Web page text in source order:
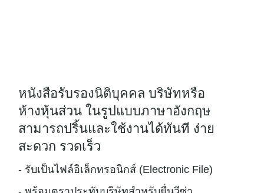
หนังสือรับรองนิติบุคคล บริษัทหรือ
ห้างหุ้นส่วน ในรูปแบบภาษาอังกฤษ
สามารถปริ้นและใช้งานได้ทันที ง่าย
สะดวก รวดเร็ว
- รับเป็นไฟล์อิเล็กทรอนิกส์ (Electronic File)